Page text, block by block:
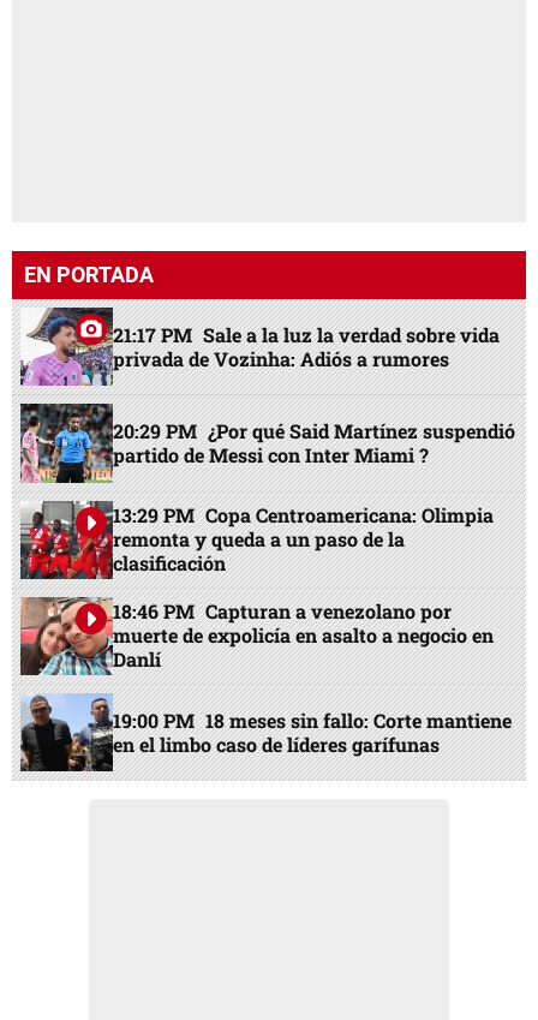
EN PORTADA
21:17 PM Sale a la luz la verdad sobre vida
privada de Vozinha: Adiós a rumores
20:29 PM ¿Por qué Said Martínez suspendió
partido de Messi con Inter Miami ?
13:29 PM Copa Centroamericana: Olimpia
remonta y queda a un paso de la
clasificación
18:46 PM Capturan a venezolano por
muerte de expolicía en asalto a negocio en
Danlí
19:00 PM 18 meses sin fallo: Corte mantiene
en el limbo caso de líderes garífunas